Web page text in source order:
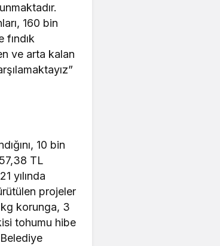
160 bin
ve arta kalan
10 bin
TL
yılında
projeler
korunga, 3
tohumu hibe